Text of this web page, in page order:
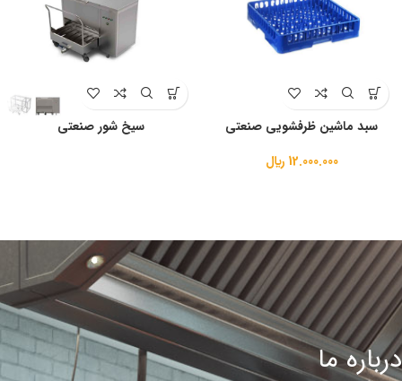
سبد ماشین ظرفشویی صنعتی
12.000.000 ﷼
سیخ شور صنعتی
درباره ما